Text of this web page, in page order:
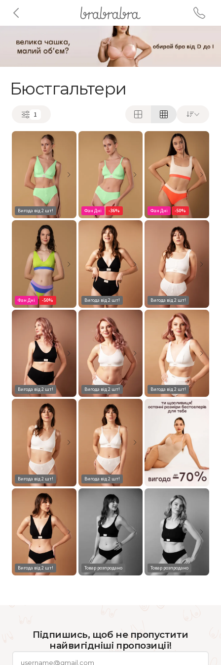
Бюстгальтери
1
Вигода від 2 шт! Фан Дні -36% Фан Дні -50%
Фан Дні -50% Вигода від 2 шт! Вигода від 2 шт!
Вигода від 2 шт! Вигода від 2 шт! Вигода від 2 шт!
Вигода від 2 шт! Вигода від 2 шт!
Вигода від 2 шт! Товар розпродано Товар розпродано
Підпишись, щоб не пропустити
найвигідніші пропозиції!